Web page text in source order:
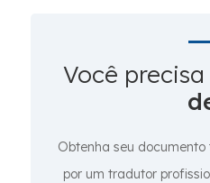
Você precisa
Obtenha seu
por um tradutor